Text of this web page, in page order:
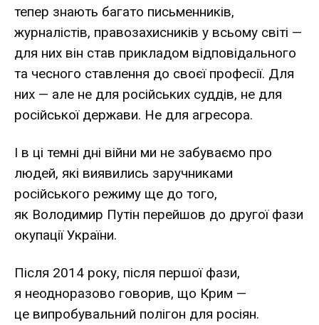
тепер знають багато письменників,
журналістів, правозахисників у всьому світі —
для них він став прикладом відповідального
та чесного ставлення до своєї професії. Для
них — але не для російських суддів, не для
російської держави. Не для агресора.
І в ці темні дні війни ми не забуваємо про
людей, які виявились заручниками
російського режиму ще до того,
як Володимир Путін перейшов до другої фази
окупації України.
Після 2014 року, після першої фази,
я неодноразово говорив, що Крим —
це випробувальний полігон для росіян.